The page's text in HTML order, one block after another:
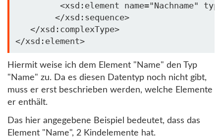
         <xsd:element name=
"Nachname"
        </xsd:sequence>
   </xsd:complexType>
Hiermit weise ich dem Element "Name" den Typ
"Name" zu. Da es diesen Datentyp noch nicht gibt,
muss er erst beschrieben werden, welche Elemente
er enthält.
Das hier angegebene Beispiel bedeutet, dass das
Element "Name", 2 Kindelemente hat.